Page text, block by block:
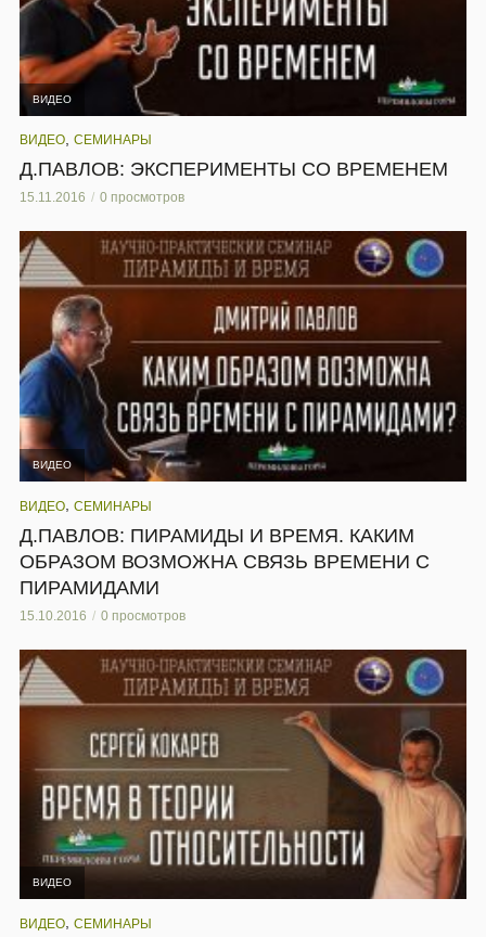
ВИДЕО
ВИДЕО СЕМИНАРЫ
Д.ПАВЛОВ: ЭКСПЕРИМЕНТЫ СО ВРЕМЕНЕМ
15.11.2016 0 просмотров
ВИДЕО
ВИДЕО, СЕМИНАРЫ
Д.ПАВЛОВ: ПИРАМИДЫ И ВРЕМЯ. КАКИМ
ОБРАЗОМ ВОЗМОЖНА СВЯЗЬ ВРЕМЕНИ С
ПИРАМИДАМИ
15.10.2016 0 просмотров
ВИДЕО
ВИДЕО, СЕМИНАРЫ